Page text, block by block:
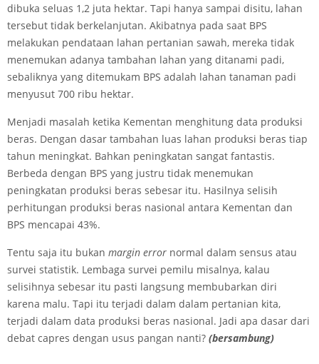
dibuka seluas 1,2 juta hektar. Tapi hanya sampai disitu, lahan
tersebut tidak berkelanjutan. Akibatnya pada saat BPS
melakukan pendataan lahan pertanian sawah, mereka tidak
menemukan adanya tambahan lahan yang ditanami padi,
sebaliknya yang ditemukam BPS adalah lahan tanaman padi
menyusut 700 ribu hektar.
Menjadi masalah ketika Kementan menghitung data produksi
beras. Dengan dasar tambahan luas lahan produksi beras tiap
tahun meningkat. Bahkan peningkatan sangat fantastis.
Berbeda dengan BPS yang justru tidak menemukan
peningkatan produksi beras sebesar itu. Hasilnya selisih
perhitungan produksi beras nasional antara Kementan dan
BPS mencapai 43%.
Tentu saja itu bukan margin error normal dalam sensus atau
survei statistik. Lembaga survei pemilu misalnya, kalau
selisihnya sebesar itu pasti langsung membubarkan diri
karena malu. Tapi itu terjadi dalam dalam pertanian kita,
terjadi dalam data produksi beras nasional. Jadi apa dasar dari
debat capres dengan usus pangan nanti? (bersambung)